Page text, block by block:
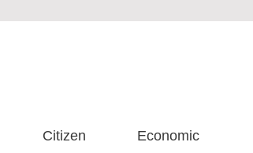
Citizen Economic